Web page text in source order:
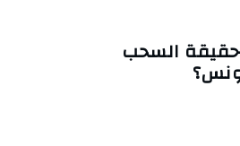
حقيقة السحب